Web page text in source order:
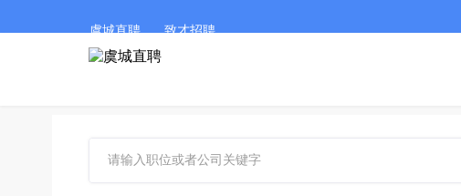
虞城直聘 致才招聘